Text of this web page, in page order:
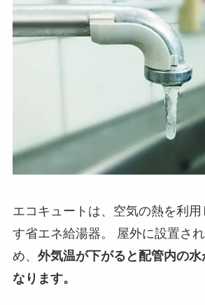
エコキュートは、空気の熱を利
す省エネ給湯器。 屋外に設置さ
め、 外気温が下がると配管内の水
なります。